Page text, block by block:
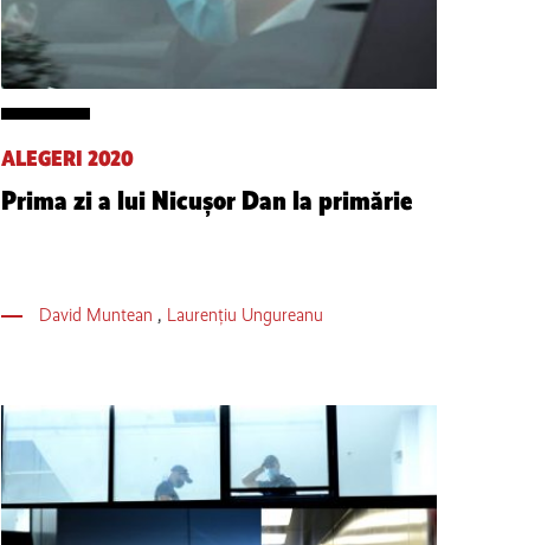
ALEGERI 2020
Prima zi a lui Nicușor Dan la primărie
David Muntean , Laurențiu Ungureanu